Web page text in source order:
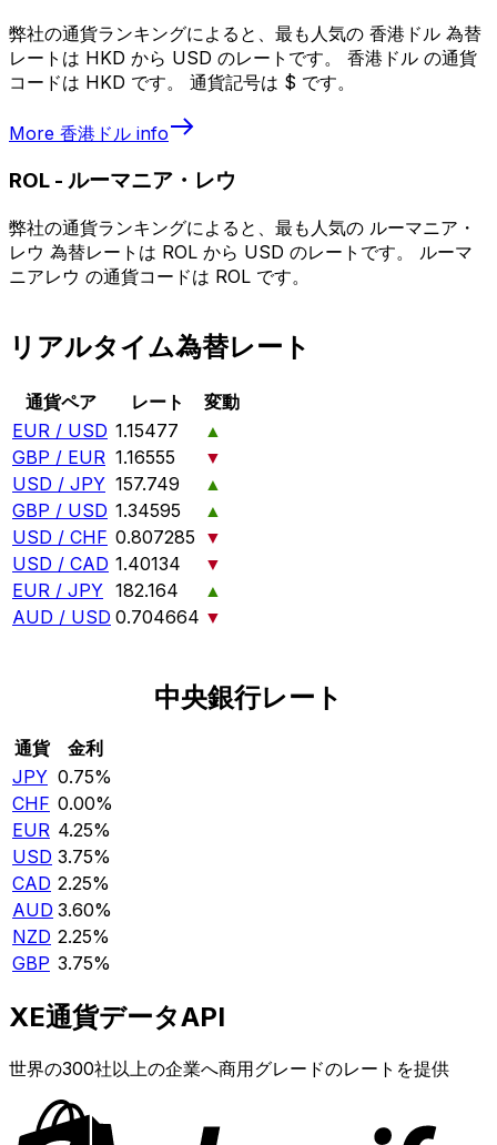
弊社の通貨ランキングによると、最も人気の 香港ドル 為替
レートは HKD から USD のレートです。 香港ドル の通貨
コードは HKD です。 通貨記号は $ です。
More 香港ドル info
ROL - ルーマニア・レウ
弊社の通貨ランキングによると、最も人気の ルーマニア・
レウ 為替レートは ROL から USD のレートです。 ルーマ
ニアレウ の通貨コードは ROL です。
リアルタイム為替レート
通貨ペア レート
変動
EUR / USD 1.15477
▲
GBP / EUR 1.16555
▼
USD / JPY 157.749
▲
GBP / USD 1.34595
▲
USD / CHF 0.807285 ▼
USD / CAD 1.40134
▼
EUR / JPY 182.164
▲
AUD / USD 0.704664 ▼
中央銀行レート
通貨
金利
JPY 0.75%
CHF 0.00%
EUR 4.25%
USD 3.75%
CAD 2.25%
AUD 3.60%
NZD 2.25%
GBP 3.75%
XE通貨データAPI
世界の300社以上の企業へ商用グレードのレートを提供